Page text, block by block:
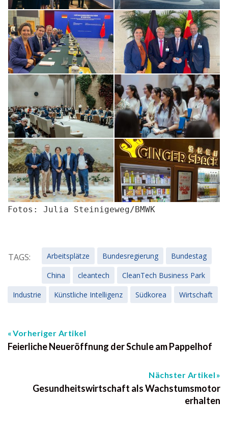
Fotos: Julia Steinigeweg/BMWK
TAGS: Arbeitsplätze Bundesregierung
Bundestag
China
cleantech
CleanTech Business Park
Industrie
Künstliche Intelligenz Südkorea Wirtschaft
Vorheriger Artikel
Feierliche Neueröffnung der Schule am Pappelhof
Nächster Artikel
Gesundheits­wirtschaft als Wachstums­motor
erhalten